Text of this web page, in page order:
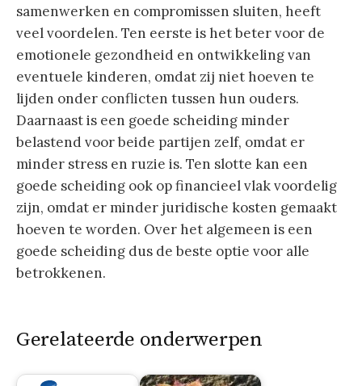
samenwerken en compromissen sluiten, heeft
veel voordelen. Ten eerste is het beter voor de
emotionele gezondheid en ontwikkeling van
eventuele kinderen, omdat zij niet hoeven te
lijden onder conflicten tussen hun ouders.
Daarnaast is een goede scheiding minder
belastend voor beide partijen zelf, omdat er
minder stress en ruzie is. Ten slotte kan een
goede scheiding ook op financieel vlak voordelig
zijn, omdat er minder juridische kosten gemaakt
hoeven te worden. Over het algemeen is een
goede scheiding dus de beste optie voor alle
betrokkenen.
Gerelateerde onderwerpen